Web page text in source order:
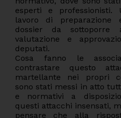
esperti e
lavoro di preparazione
dossier da sottoporre
valutazione e
deputati.
Cosa fanno le
contrastare questo
martellante nei propri
sono stati messi in atto
e normativi a
questi attacchi insensati,
pensare che alla